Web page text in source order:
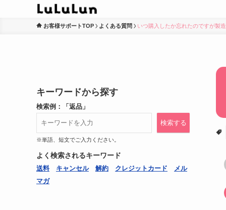
お客様サポートTOP よくある質問 いつ購入したか忘れたのですが製
キーワードから探す
検索例：「返品」
検索する
※単語、短文でご入力ください。
よく検索されるキーワード
送料 キャンセル 解約 クレジットカード
メル
マガ